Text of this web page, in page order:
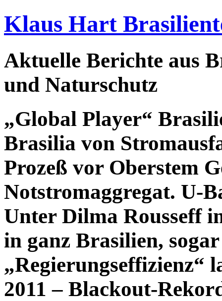
Klaus Hart
Aktuelle Berichte aus
und Naturschutz
„Global Player“
Brasilia von
Prozeß vor Oberstem
Notstromaggregat. U-
Unter Dilma Rousseff
in ganz Brasilien,
„Regierungseffizienz“
2011 – Blackout-